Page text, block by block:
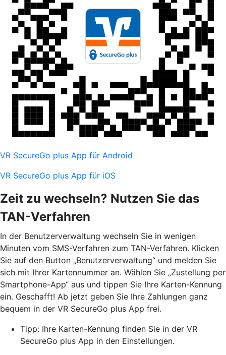
VR SecureGo plus App für Android
VR SecureGo plus App für iOS
Zeit zu wechseln? Nutzen Sie das
TAN-Verfahren
In der Benutzerverwaltung wechseln Sie in wenigen
Minuten vom SMS-Verfahren zum TAN-Verfahren. Klicken
Sie auf den Button „Benutzerverwaltung“ und melden Sie
sich mit Ihrer Kartennummer an. Wählen Sie „Zustellung per
Smartphone-App“ aus und tippen Sie Ihre Karten-Kennung
ein. Geschafft! Ab jetzt geben Sie Ihre Zahlungen ganz
bequem in der VR SecureGo plus App frei.
Tipp: Ihre Karten-Kennung finden Sie in der VR
SecureGo plus App in den Einstellungen.